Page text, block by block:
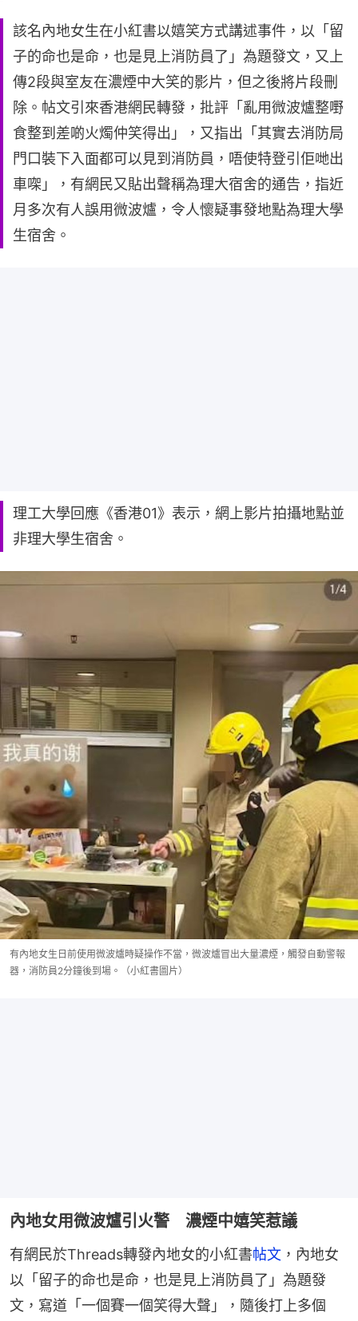
該名內地女生在小紅書以嬉笑方式講述事件，以「留
子的命也是命，也是見上消防員了」為題發文，又上
傳2段與室友在濃煙中大笑的影片，但之後將片段刪
除。帖文引來香港網民轉發，批評「亂用微波爐整嘢
食整到差啲火燭仲笑得出」，又指出「其實去消防局
門口裝下入面都可以見到消防員，唔使特登引佢哋出
車㗎」，有網民又貼出聲稱為理大宿舍的通告，指近
月多次有人誤用微波爐，令人懷疑事發地點為理大學
生宿舍。
理工大學回應《香港01》表示，網上影片拍攝地點並
非理大學生宿舍。
有內地女生日前使用微波爐時疑操作不當，微波爐冒出大量濃煙，觸發自動警報
器，消防員2分鐘後到場。（小紅書圖片）
內地女用微波爐引火警 濃煙中嬉笑惹議
有網民於Threads轉發內地女的小紅書帖文 ，內地女
以「留子的命也是命，也是見上消防員了」為題發
文，寫道「一個賽一個笑得大聲」，隨後打上多個